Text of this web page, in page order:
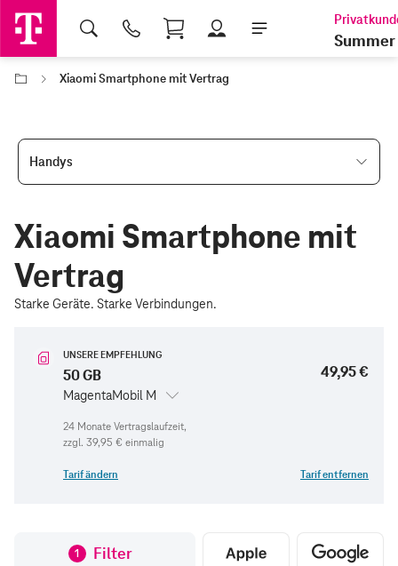
Shopping Cart
Summer
Xiaomi Smartphone mit Vertrag
Handys
Xiaomi Smartphone mit
Vertrag
Starke Geräte. Starke Verbindungen.
UNSERE EMPFEHLUNG
50 GB
MagentaMobil M
49,95 €
zzgl. 39,95 € einmalig
Tarif ändern Tarif entfernen
1 Filter